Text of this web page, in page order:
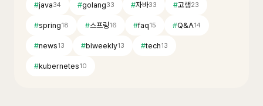
#java34 #golang33 #자바33 #고랭23
#spring18 #스프링16 #faq15 #Q&A14
#news13 #biweekly13 #tech13
#kubernetes10